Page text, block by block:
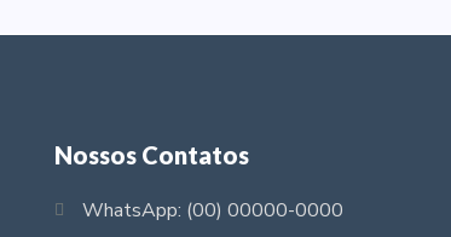
Nossos Contatos
WhatsApp: (00) 00000-0000